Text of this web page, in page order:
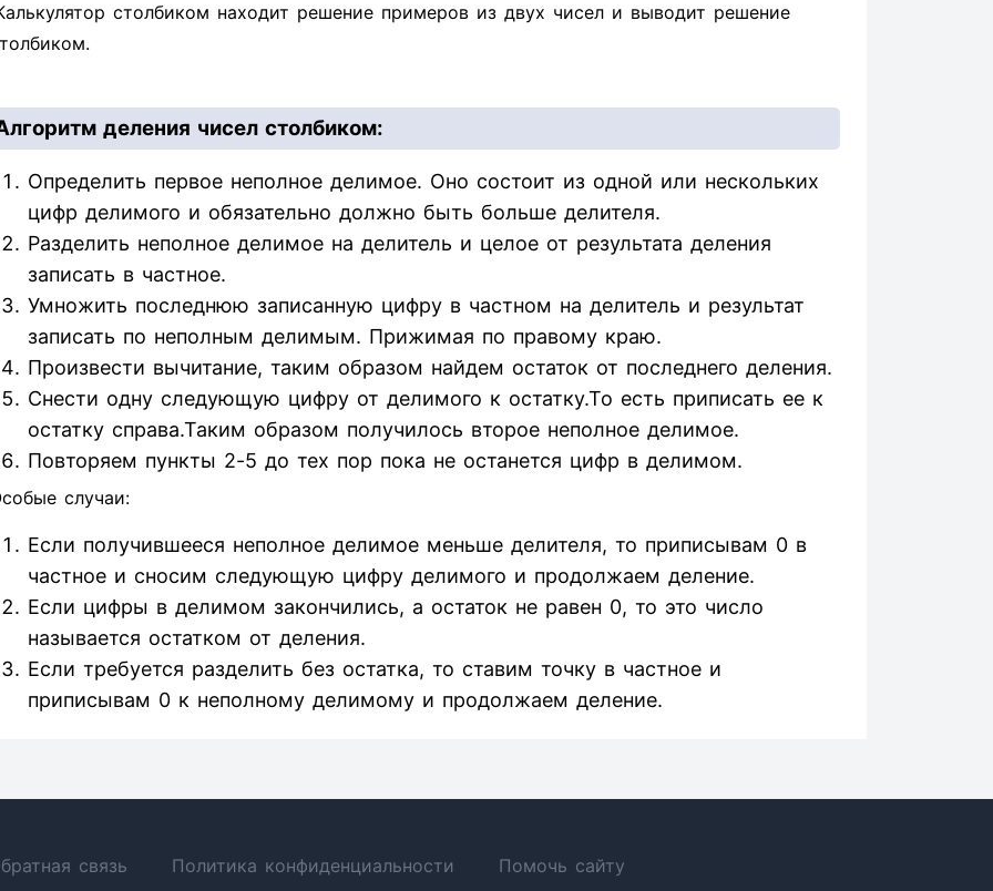
столбиком находит решение примеров из двух чисел и выводит решение
деления чисел столбиком:
Определить первое неполное делимое. Оно состоит из одной или нескольких
цифр делимого и обязательно должно быть больше делителя.
Разделить неполное делимое на делитель и целое от результата деления
записать в частное.
Умножить последнюю записанную цифру в частном на делитель и результат
записать по неполным делимым. Прижимая по правому краю.
Произвести вычитание, таким образом найдем остаток от последнего деления.
Снести одну следующую цифру от делимого к остатку.То есть приписать ее к
остатку справа.Таким образом получилось второе неполное делимое.
Повторяем пункты 2-5 до тех пор пока не останется цифр в делимом.
случаи:
Если получившееся неполное делимое меньше делителя, то приписывам 0 в
частное и сносим следующую цифру делимого и продолжаем деление.
Если цифры в делимом закончились, а остаток не равен 0, то это число
называется остатком от деления.
Если требуется разделить без остатка, то ставим точку в частное и
приписывам 0 к неполному делимому и продолжаем деление.
связь Политика конфиденциальности Помочь сайту